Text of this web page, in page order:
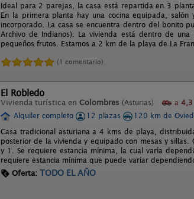
Ideal para 2 parejas, la casa está repartida en 3
En la primera planta hay una cocina equipada,
incorporado. La casa se encuentra dentro del bonito
Archivo de Indianos). La vivienda está dentro de
pequeños frutos. Estamos a 2 km de la playa de La
(1 comentario)
El Robledo
Vivienda turística en Colombres (Asturias) a 4,3
Alquiler completo
12 plazas 120 km de
Casa tradicional asturiana a 4 kms de playa,
posterior de la vivienda y equipado con mesas y
y 1. Se requiere estancia mínima, la cual varía
requiere estancia mínima que puede variar
Oferta: TODO EL AÑO